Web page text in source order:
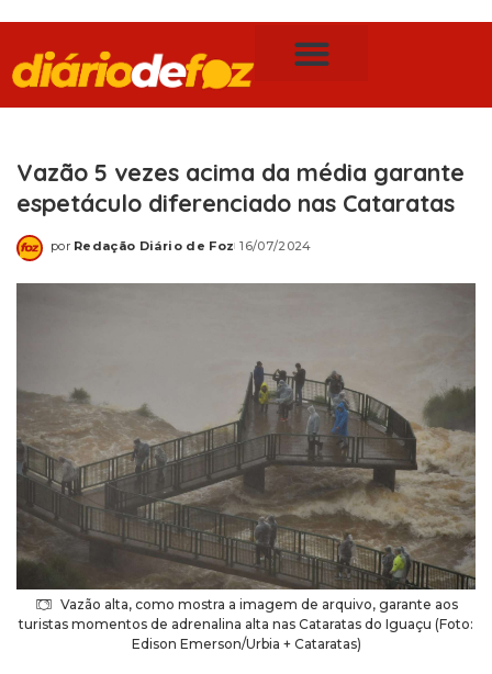
Vazão 5 vezes acima da média garante
espetáculo diferenciado nas Cataratas
por Redação Diário de Foz 16/07/2024
Vazão alta, como mostra a imagem de arquivo, garante aos
turistas momentos de adrenalina alta nas Cataratas do Iguaçu (Foto:
Edison Emerson/Urbia + Cataratas)